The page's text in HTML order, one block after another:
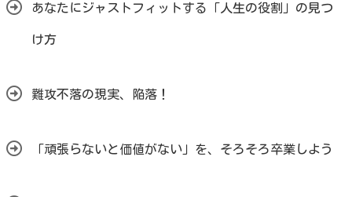
あなたにジャストフィットする「人生の役割」の見つ
け方
難攻不落の現実、陥落！
「頑張らないと価値がない」を、そろそろ卒業しよう